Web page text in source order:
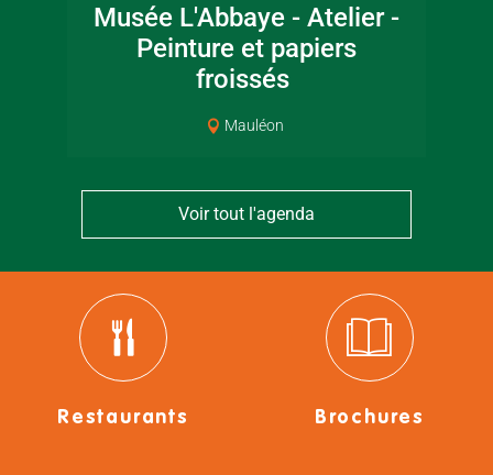
Musée L'Abbaye - Atelier -
Peinture et papiers
froissés
Mauléon
Voir tout l'agenda
Restaurants Brochures